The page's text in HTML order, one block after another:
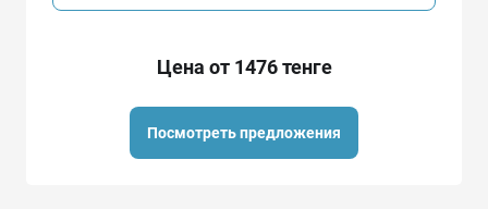
Цена от 1476 тенге
Посмотреть предложения